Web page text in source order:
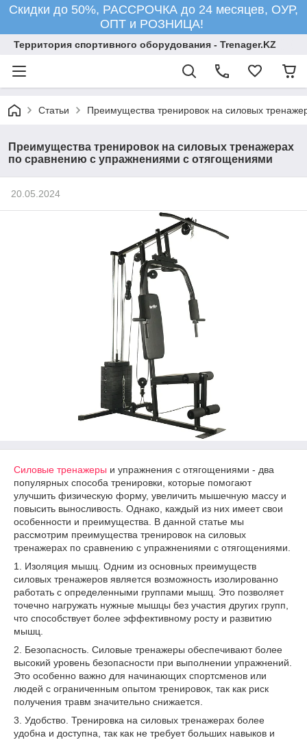
Скидки до 50%, РАССРОЧКА до 24 месяцев, ОУР,
ОПТ и РОЗНИЦА!
Территория спортивного оборудования - Trenager.KZ
Статьи Преимущества тренировок на силовых
Преимущества тренировок на силовых тренажерах
по сравнению с упражнениями с отягощениями
20.05.2024
Силовые тренажеры и упражнения с отягощениями - два
популярных способа тренировки, которые помогают
улучшить физическую форму, увеличить мышечную массу и
повысить выносливость. Однако, каждый из них имеет свои
особенности и преимущества. В данной статье мы
рассмотрим преимущества тренировок на силовых
тренажерах по сравнению с упражнениями с отягощениями.
1. Изоляция мышц. Одним из основных преимуществ
силовых тренажеров является возможность изолированно
работать с определенными группами мышц. Это позволяет
точечно нагружать нужные мышцы без участия других групп,
что способствует более эффективному росту и развитию
мышц.
2. Безопасность. Силовые тренажеры обеспечивают более
высокий уровень безопасности при выполнении упражнений.
Это особенно важно для начинающих спортсменов или
людей с ограниченным опытом тренировок, так как риск
получения травм значительно снижается.
3. Удобство. Тренировка на силовых тренажерах более
удобна и доступна, так как не требует больших навыков и